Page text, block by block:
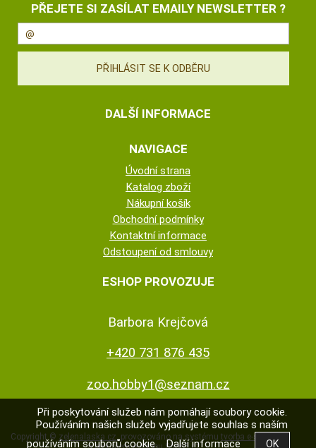
PŘEJETE SI ZASÍLAT EMAILY NEWSLETTER ?
DALŠÍ INFORMACE
NAVIGACE
Úvodní strana
Katalog zboží
Nákupní košík
Obchodní podmínky
Kontaktní informace
Odstoupení od smlouvy
ESHOP PROVOZUJE
Barbora Krejčová
+420 731 876 435
zoo.hobby1@seznam.cz
Copyright © zelenalaska.cz,provozováno na systému tvorba e-shopu
Při poskytování služeb nám pomáhají soubory cookie.
Používáním našich služeb vyjadřujete souhlas s naším
používáním souborů cookie. Další informace